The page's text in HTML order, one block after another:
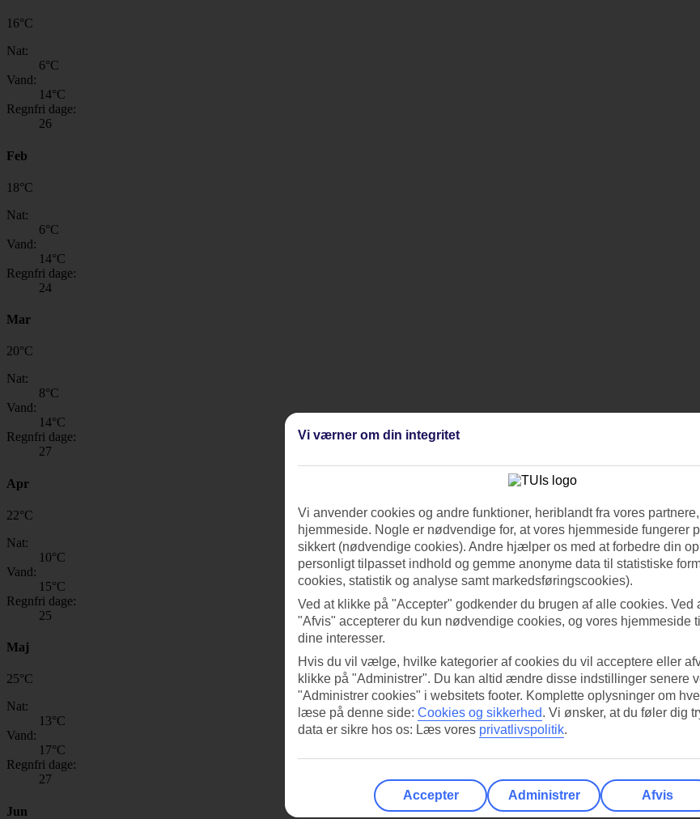
16°C
Nat:
6°C
Vand:
14°C
Regnfri dage:
26
Feb
18°C
Nat:
6°C
Vand:
14°C
Regnfri dage:
24
Mar
20°C
Nat:
8°C
Vand:
14°C
Regnfri dage:
27
Apr
22°C
Nat:
10°C
Vand:
15°C
Regnfri dage:
25
Maj
25°C
Nat:
13°C
Vand:
17°C
Regnfri dage:
27
Jun
Vi værner om din integritet
Vi anvender cookies og andre funktioner, heriblandt fra vores
hjemmeside. Nogle er nødvendige for, at vores hjemmeside fungerer
sikkert (nødvendige cookies). Andre hjælper os med at forbedre din
personligt tilpasset indhold og gemme anonyme data til statistiske
cookies, statistik og analyse samt markedsføringscookies).
Ved at klikke på "Accepter" godkender du brugen af alle cookies. Ved
"Afvis" accepterer du kun nødvendige cookies, og vores hjemmeside
dine interesser.
Hvis du vil vælge, hvilke kategorier af cookies du vil acceptere eller
klikke på "Administrer". Du kan altid ændre disse indstillinger senere
"Administrer cookies" i websitets footer. Komplette oplysninger om
læse på denne side: Cookies og sikkerhed. Vi ønsker, at du føler dig
data er sikre hos os: Læs vores privatlivspolitik.
Accepter Administrer Afvis